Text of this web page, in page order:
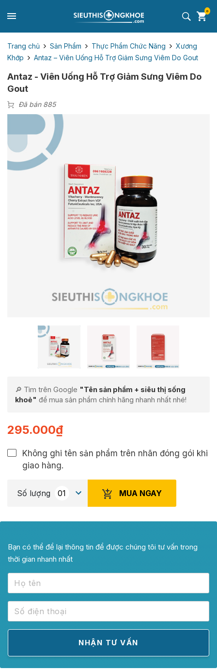
0
Trang chủ Sản Phẩm Thực Phẩm Chức Năng
Xương
Khớp
Antaz – Viên Uống Hỗ Trợ Giảm Sưng Viêm Do Gout
Antaz - Viên Uống Hỗ Trợ Giảm Sưng Viêm Do
Gout
Đã bán 885
🔎 Tìm trên Google "Tên sản phẩm + siêu thị sống
khoẻ" để mua sản phẩm chính hãng nhanh nhất nhé!
295.000₫
Không ghi tên sản phẩm trên nhãn đóng gói khi
giao hàng.
Số lượng MUA NGAY
Bạn có thể để lại thông tin để được chúng tôi tư vấn trong
thời gian nhanh nhất